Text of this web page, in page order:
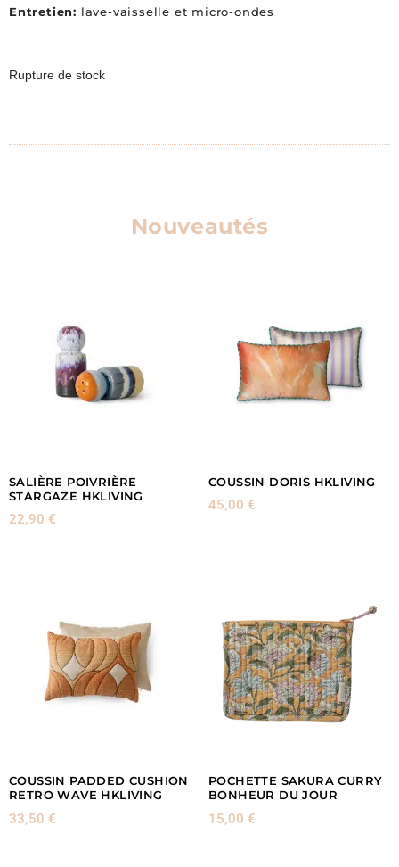
Entretien: lave-vaisselle et micro-ondes
Rupture de stock
Nouveautés
SALIÈRE POIVRIÈRE
STARGAZE HKLIVING
22,90 €
COUSSIN DORIS HKLIVING
45,00 €
COUSSIN PADDED CUSHION
RETRO WAVE HKLIVING
33,50 €
POCHETTE SAKURA CURRY
BONHEUR DU JOUR
15,00 €